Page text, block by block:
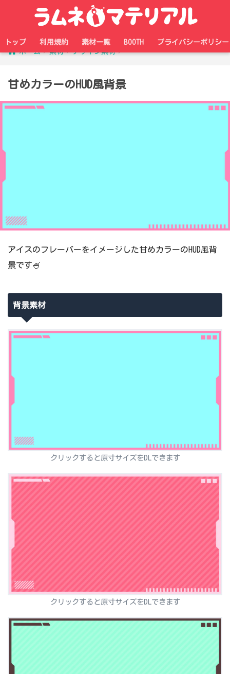
トップ 利用規約 素材一覧 BOOTH
プライバシーポリシー
ホーム
素材 デザイン素材
甘めカラーのHUD風背景
アイスのフレーバーをイメージした甘めカラーのHUD風背
景です🍧
背景素材
クリックすると原寸サイズをDLできます
クリックすると原寸サイズをDLできます